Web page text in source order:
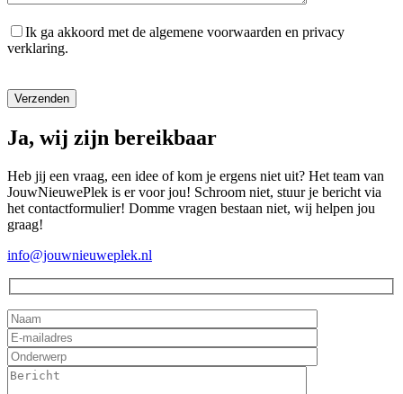
Ik ga akkoord met de algemene voorwaarden en privacy
verklaring.
Ja, wij zijn bereikbaar
Heb jij een vraag, een idee of kom je ergens niet uit? Het team van
JouwNieuwePlek is er voor jou! Schroom niet, stuur je bericht via
het contactformulier! Domme vragen bestaan niet, wij helpen jou
graag!
info@jouwnieuweplek.nl